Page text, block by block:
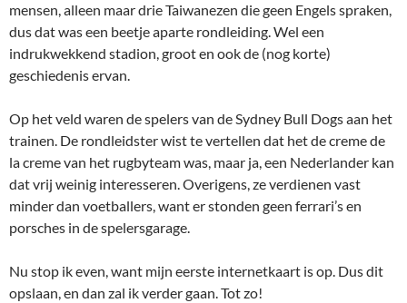
mensen, alleen maar drie Taiwanezen die geen Engels spraken,
dus dat was een beetje aparte rondleiding. Wel een
indrukwekkend stadion, groot en ook de (nog korte)
geschiedenis ervan.
Op het veld waren de spelers van de Sydney Bull Dogs aan het
trainen. De rondleidster wist te vertellen dat het de creme de
la creme van het rugbyteam was, maar ja, een Nederlander kan
dat vrij weinig interesseren. Overigens, ze verdienen vast
minder dan voetballers, want er stonden geen ferrari’s en
porsches in de spelersgarage.
Nu stop ik even, want mijn eerste internetkaart is op. Dus dit
opslaan, en dan zal ik verder gaan. Tot zo!